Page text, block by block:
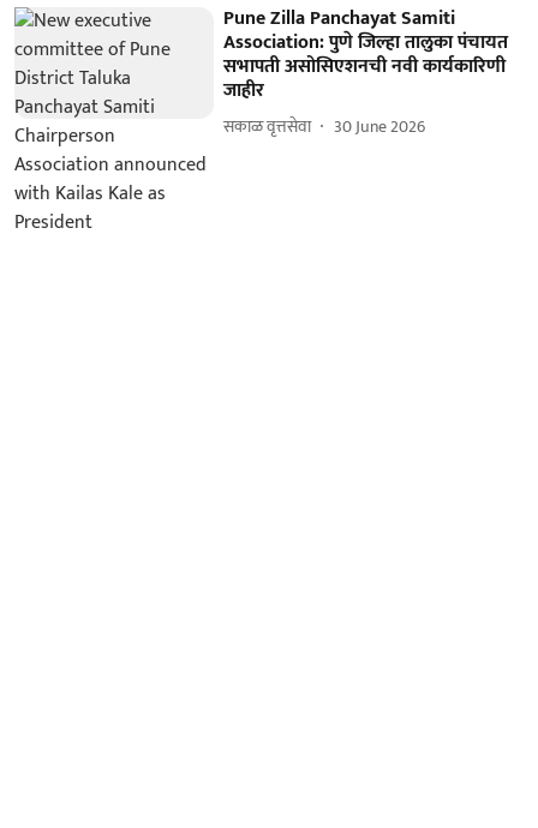
Pune Zilla Panchayat Samiti
Association: पुणे जिल्हा तालुका पंचायत
सभापती असोसिएशनची नवी कार्यकारिणी
जाहीर
सकाळ वृत्तसेवा 30 June 2026